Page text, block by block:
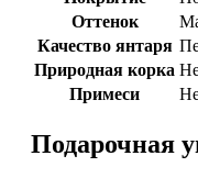
Оттенок
Качество янтаря
Природная корка
Примеси
Подарочная